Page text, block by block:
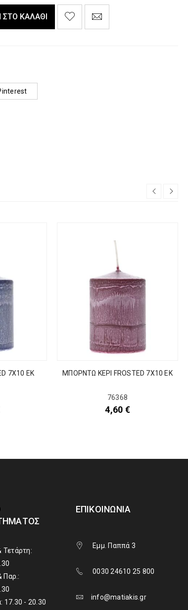
ΚΑΛΆΘΙ
7Χ10 ΕΚ ΜΠΟΡΝΤΩ ΚΕΡΙ FROSTED 7Χ10 ΕΚ
76368
4,60 €
Τετάρτη:
Παρ.:
17.30 - 20.30
ΕΠΙΚΟΙΝΩΝΊΑ
Εμμ. Παππά 3
0030 24610 25 800
info@matiakis.gr